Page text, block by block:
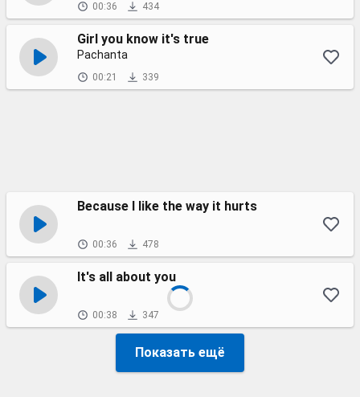
00:36 434
Girl you know it's true
Pachanta
00:21 339
Because I like the way it hurts
00:36 478
It's all about you
00:38 347
Показать ещё